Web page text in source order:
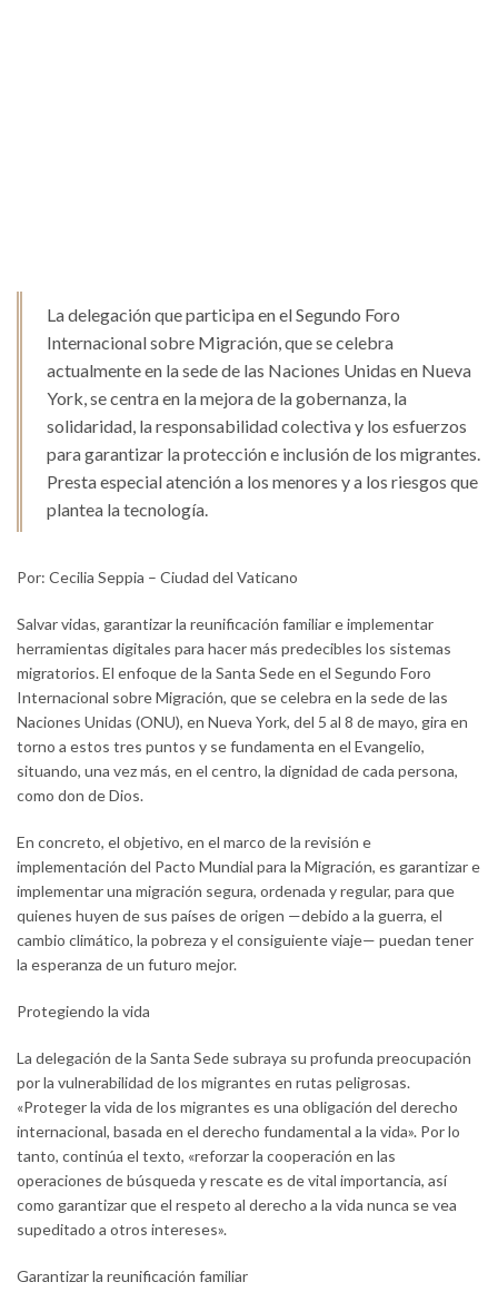
La delegación que participa en el Segundo Foro
Internacional sobre Migración, que se celebra
actualmente en la sede de las Naciones Unidas en Nueva
York, se centra en la mejora de la gobernanza, la
solidaridad, la responsabilidad colectiva y los esfuerzos
para garantizar la protección e inclusión de los migrantes.
Presta especial atención a los menores y a los riesgos que
plantea la tecnología.
Por: Cecilia Seppia – Ciudad del Vaticano
Salvar vidas, garantizar la reunificación familiar e implementar
herramientas digitales para hacer más predecibles los sistemas
migratorios. El enfoque de la Santa Sede en el Segundo Foro
Internacional sobre Migración, que se celebra en la sede de las
Naciones Unidas (ONU), en Nueva York, del 5 al 8 de mayo, gira en
torno a estos tres puntos y se fundamenta en el Evangelio,
situando, una vez más, en el centro, la dignidad de cada persona,
como don de Dios.
En concreto, el objetivo, en el marco de la revisión e
implementación del Pacto Mundial para la Migración, es garantizar e
implementar una migración segura, ordenada y regular, para que
quienes huyen de sus países de origen —debido a la guerra, el
cambio climático, la pobreza y el consiguiente viaje— puedan tener
la esperanza de un futuro mejor.
Protegiendo la vida
La delegación de la Santa Sede subraya su profunda preocupación
por la vulnerabilidad de los migrantes en rutas peligrosas.
«Proteger la vida de los migrantes es una obligación del derecho
internacional, basada en el derecho fundamental a la vida». Por lo
tanto, continúa el texto, «reforzar la cooperación en las
operaciones de búsqueda y rescate es de vital importancia, así
como garantizar que el respeto al derecho a la vida nunca se vea
supeditado a otros intereses».
Garantizar la reunificación familiar